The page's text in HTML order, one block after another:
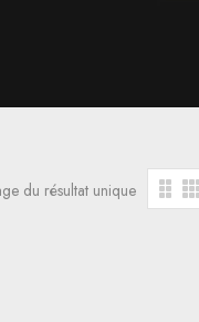
du résultat unique